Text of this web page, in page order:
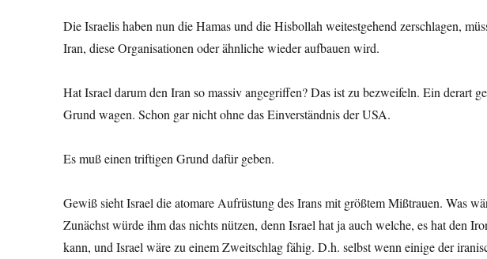
Die Israelis haben nun die Hamas und die Hisbollah weitestgehend zerschlagen,
Iran, diese Organisationen oder ähnliche wieder aufbauen wird.
Hat Israel darum den Iran so massiv angegriffen? Das ist zu bezweifeln. Ein derart
Grund wagen. Schon gar nicht ohne das Einverständnis der USA.
Es muß einen triftigen Grund dafür geben.
Gewiß sieht Israel die atomare Aufrüstung des Irans mit größtem Mißtrauen. Was
Zunächst würde ihm das nichts nützen, denn Israel hat ja auch welche, es hat den
kann, und Israel wäre zu einem Zweitschlag fähig. D.h. selbst wenn einige der